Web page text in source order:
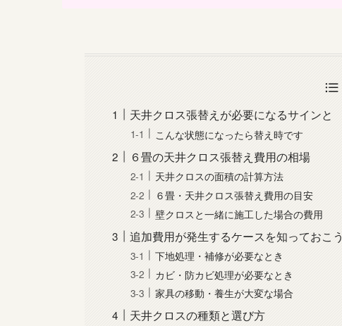
天井クロス張替えが必要になるサインと
こんな状態になったら替え時です
６畳の天井クロス張替え費用の相場
天井クロスの面積の計算方法
６畳・天井クロス張替え費用の目安
壁クロスと一緒に施工した場合の費用
追加費用が発生するケースを知っておこう
下地処理・補修が必要なとき
カビ・防カビ処理が必要なとき
家具の移動・養生が大変な場合
天井クロスの種類と選び方